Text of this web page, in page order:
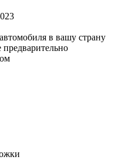
в вашу страну